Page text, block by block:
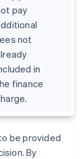
pay
not
in
finance
be provided
By